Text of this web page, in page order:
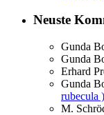
Neuste
Gunda
Gunda
Erhard
Gunda
rubecula )
M.